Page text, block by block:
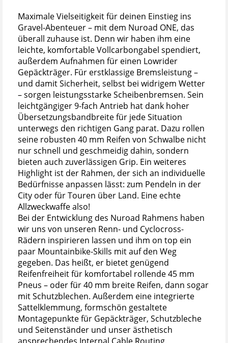
Maximale Vielseitigkeit für deinen Einstieg ins
Gravel-Abenteuer – mit dem Nuroad ONE, das
überall zuhause ist. Denn wir haben ihm eine
leichte, komfortable Vollcarbongabel spendiert,
außerdem Aufnahmen für einen Lowrider
Gepäckträger. Für erstklassige Bremsleistung –
und damit Sicherheit, selbst bei widrigem Wetter
– sorgen leistungsstarke Scheibenbremsen. Sein
leichtgängiger 9-fach Antrieb hat dank hoher
Übersetzungsbandbreite für jede Situation
unterwegs den richtigen Gang parat. Dazu rollen
seine robusten 40 mm Reifen von Schwalbe nicht
nur schnell und geschmeidig dahin, sondern
bieten auch zuverlässigen Grip. Ein weiteres
Highlight ist der Rahmen, der sich an individuelle
Bedürfnisse anpassen lässt: zum Pendeln in der
City oder für Touren über Land. Eine echte
Allzweckwaffe also!
Bei der Entwicklung des Nuroad Rahmens haben
wir uns von unseren Renn- und Cyclocross-
Rädern inspirieren lassen und ihm on top ein
paar Mountainbike-Skills mit auf den Weg
gegeben. Das heißt, er bietet genügend
Reifenfreiheit für komfortabel rollende 45 mm
Pneus – oder für 40 mm breite Reifen, dann sogar
mit Schutzblechen. Außerdem eine integrierte
Sattelklemmung, formschön gestaltete
Montagepunkte für Gepäckträger, Schutzbleche
und Seitenständer und unser ästhetisch